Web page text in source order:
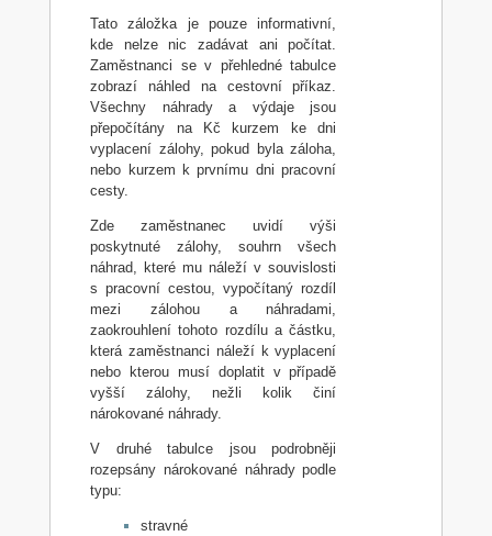
Tato záložka je pouze informativní,
kde nelze nic zadávat ani počítat.
Zaměstnanci se v přehledné tabulce
zobrazí náhled na cestovní příkaz.
Všechny náhrady a výdaje jsou
přepočítány na Kč kurzem ke dni
vyplacení zálohy, pokud byla záloha,
nebo kurzem k prvnímu dni pracovní
cesty.
Zde zaměstnanec uvidí výši
poskytnuté zálohy, souhrn všech
náhrad, které mu náleží v souvislosti
s pracovní cestou, vypočítaný rozdíl
mezi zálohou a náhradami,
zaokrouhlení tohoto rozdílu a částku,
která zaměstnanci náleží k vyplacení
nebo kterou musí doplatit v případě
vyšší zálohy, nežli kolik činí
nárokované náhrady.
V druhé tabulce jsou podrobněji
rozepsány nárokované náhrady podle
typu:
stravné